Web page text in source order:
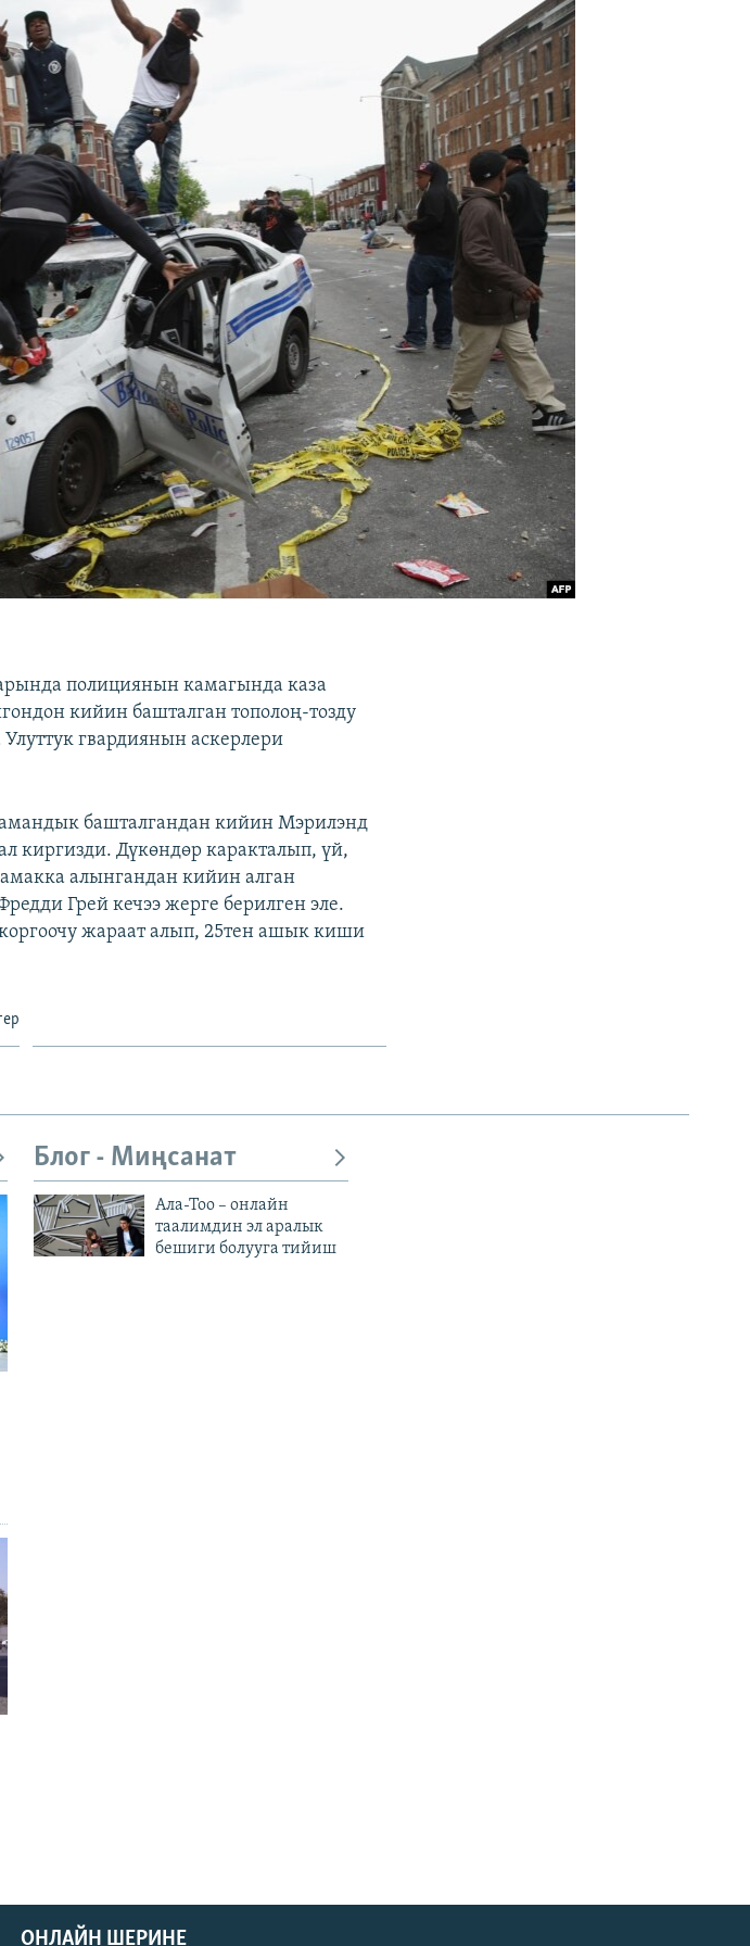
полициянын камагында каза
кийин башталган тополоң-тозду
гвардиянын аскерлери
башталгандан кийин Мэрилэнд
киргизди. Дүкөндөр каракталып, үй,
алынгандан кийин алган
Грей кечээ жерге берилген эле.
жараат алып, 25тен ашык киши
Блог - Миңсанат
Ала-Тоо – онлайн
таалимдин эл аралык
бешиги болууга тийиш
ОНЛАЙН ШЕРИНЕ